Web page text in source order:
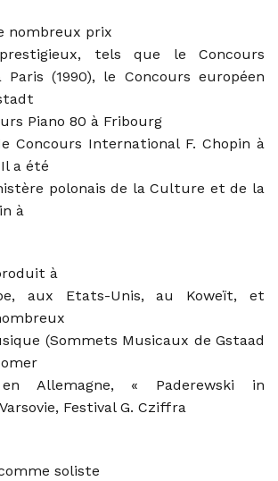
nombreux prix
tels que le Concours
(1990), le Concours européen
Piano 80 à Fribourg
Concours International F. Chopin à
Il a été
polonais de la Culture et de la
à
à
aux Etats-Unis, au Koweït, et
(Sommets Musicaux de Gstaad
en Allemagne, « Paderewski in
Festival G. Cziffra
soliste